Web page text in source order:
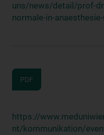
uns/news/detail/prof-
normale-in-
PDF
https://
nt/kommunikation/